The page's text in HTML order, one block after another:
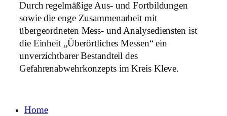
Durch regelmäßige Aus- und Fortbildungen
sowie die enge Zusammenarbeit mit
übergeordneten Mess- und Analysediensten ist
die Einheit „Überörtliches Messen“ ein
unverzichtbarer Bestandteil des
Gefahrenabwehrkonzepts im Kreis Kleve.
Home